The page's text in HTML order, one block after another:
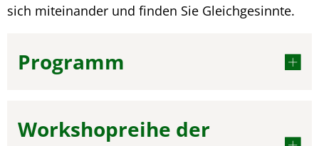
sich miteinander und finden Sie Gleichgesinnte.
Programm
Workshopreihe der